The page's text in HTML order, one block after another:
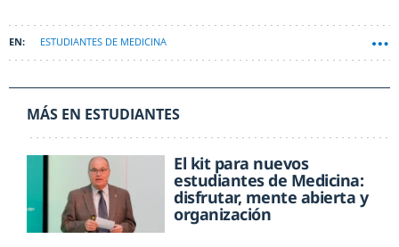
ESTUDIANTES DE MEDICINA
MÁS EN ESTUDIANTES
El kit para nuevos
estudiantes de Medicina:
disfrutar, mente abierta y
organización